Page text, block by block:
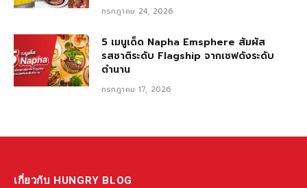
กรกฎาคม 24, 2026
5 เมนูเด็ด Napha Emsphere สัมผัส
รสชาติระดับ Flagship จากเชฟดังระดับ
ตำนาน
กรกฎาคม 17, 2026
เกี่ยวกับ HUNGRY BLOG